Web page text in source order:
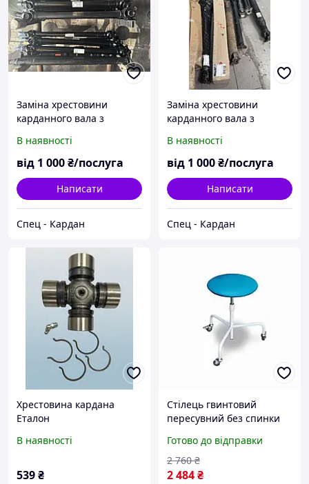
Заміна хрестовини
карданного вала з
балансуванням
В наявності
від 1 000₴/послуга
Написати
Спец - Кардан
Заміна хрестовини
карданного вала з
балансуванням
В наявності
від 1 000₴/послуга
Написати
Спец - Кардан
Хрестовина кардана
Еталон
В наявності
539₴
Стілець гвинтовий
пересувний без спинки
Гарантія
Готово до відправки
2 484₴
2 760 ₴